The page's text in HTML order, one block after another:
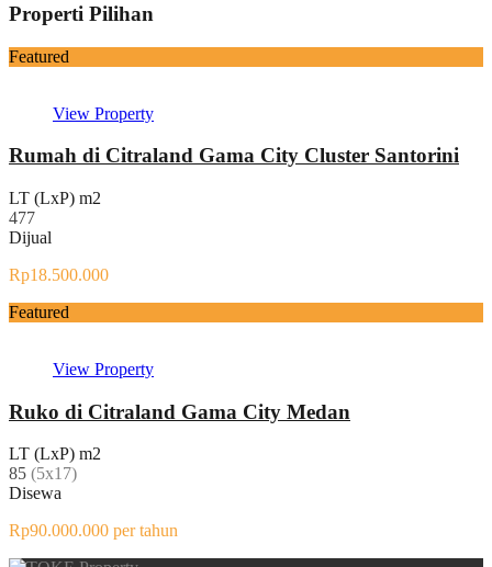
Properti Pilihan
Featured
View Property
Rumah di Citraland Gama City Cluster Santorini
LT (LxP) m2
477
Dijual
Rp18.500.000
Featured
View Property
Ruko di Citraland Gama City Medan
LT (LxP) m2
85 (5x17)
Disewa
Rp90.000.000 per tahun